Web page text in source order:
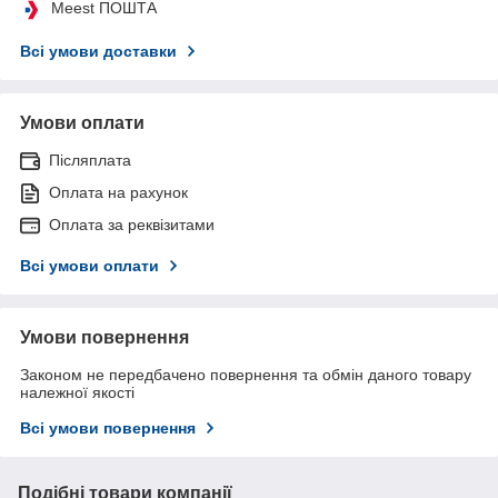
Meest ПОШТА
Всі умови доставки
Умови оплати
Післяплата
Оплата на рахунок
Оплата за реквізитами
Всі умови оплати
Умови повернення
Законом не передбачено повернення та обмін даного товару
належної якості
Всі умови повернення
Подібні товари компанії